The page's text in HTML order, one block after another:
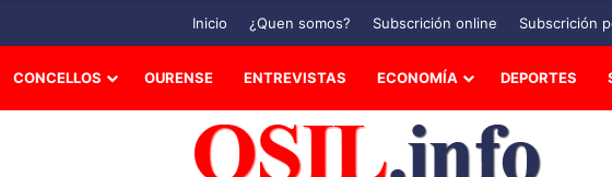
Inicio ¿Quen somos? Subscrición online Subscrición
CONCELLOS OURENSE ENTREVISTAS ECONOMÍA DEPORTES